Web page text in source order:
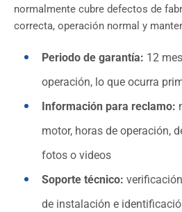
normalmente cubre defectos de
correcta, operación normal y
Periodo de garantía: 12
operación, lo que ocurra
Información para reclamo:
motor, horas de operación,
fotos o videos
Soporte técnico:
de instalación e